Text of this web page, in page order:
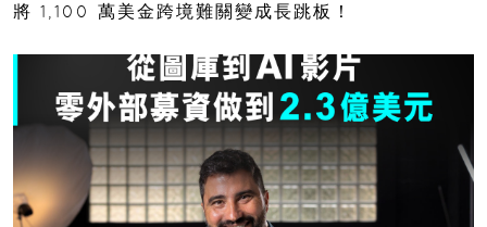
將 1,100 萬美金跨境難關變成長跳板！